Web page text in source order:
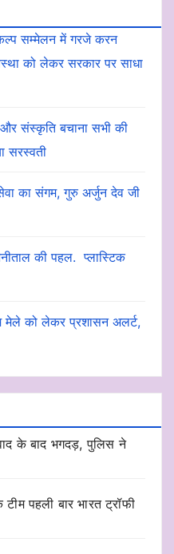
सम्मेलन में गरजे करन
को लेकर सरकार पर साधा
संस्कृति बचाना सभी की
सरस्वती
का संगम, गुरु अर्जुन देव जी
की पहल. प्लास्टिक
मेले को लेकर प्रशासन अलर्ट,
के बाद भगदड़, पुलिस ने
पहली बार भारत ट्रॉफी